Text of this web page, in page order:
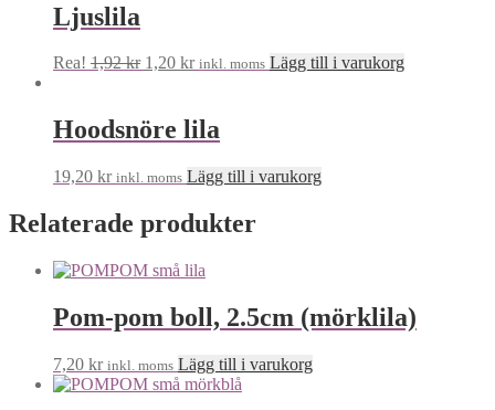
De
Ljuslila
Rea! 1,92kr Det
var:
1,92 kr.
1,20 krDet
är:
1,20 kr.
inkl. moms Lägg till i varukorg
Hoodsnöre lila
19,20 kr inkl. moms Lägg till i varukorg
Relaterade produkter
Pom-pom boll, 2.5cm (mörklila)
7,20 kr inkl. moms Lägg till i varukorg